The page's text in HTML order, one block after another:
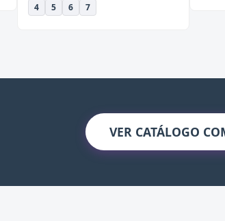
4
5 6 7
VER CATÁLOGO